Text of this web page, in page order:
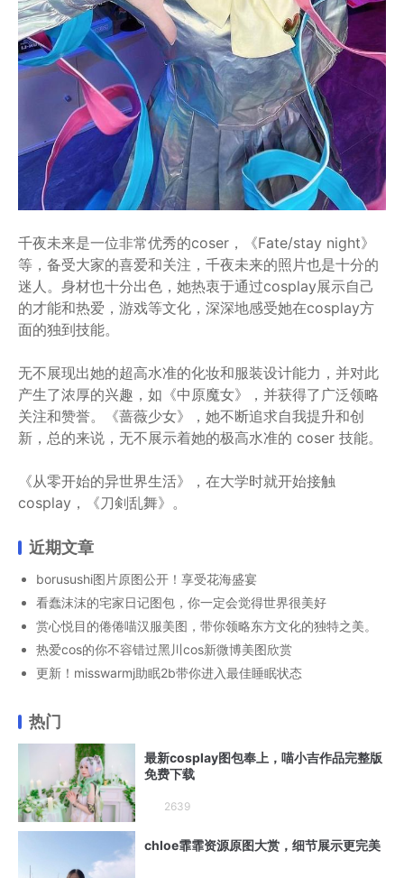
千夜未来是一位非常优秀的coser，《Fate/stay night》
等，备受大家的喜爱和关注，千夜未来的照片也是十分的
迷人。身材也十分出色，她热衷于通过cosplay展示自己
的才能和热爱，游戏等文化，深深地感受她在cosplay方
面的独到技能。
无不展现出她的超高水准的化妆和服装设计能力，并对此
产生了浓厚的兴趣，如《中原魔女》，并获得了广泛领略
关注和赞誉。《蔷薇少女》，她不断追求自我提升和创
新，总的来说，无不展示着她的极高水准的 coser 技能。
《从零开始的异世界生活》，在大学时就开始接触
cosplay，《刀剣乱舞》。
近期文章
borusushi图片原图公开！享受花海盛宴
看蠢沫沫的宅家日记图包，你一定会觉得世界很美好
赏心悦目的倦倦喵汉服美图，带你领略东方文化的独特之美。
热爱cos的你不容错过黑川cos新微博美图欣赏
更新！misswarmj助眠2b带你进入最佳睡眠状态
热门
最新cosplay图包奉上，喵小吉作品完整版
免费下载
2639
chloe霏霏资源原图大赏，细节展示更完美